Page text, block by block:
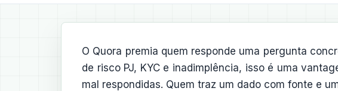
O Quora premia quem responde uma pergunta
de risco PJ, KYC e inadimplência, isso é uma
mal respondidas. Quem traz um dado com fonte e